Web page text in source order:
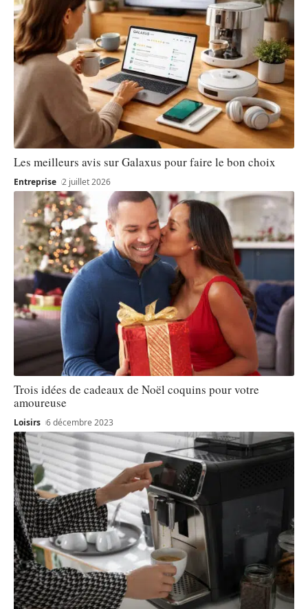
Les meilleurs avis sur Galaxus pour faire le bon choix
Entreprise 2 juillet 2026
Trois idées de cadeaux de Noël coquins pour votre
amoureuse
Loisirs 6 décembre 2023